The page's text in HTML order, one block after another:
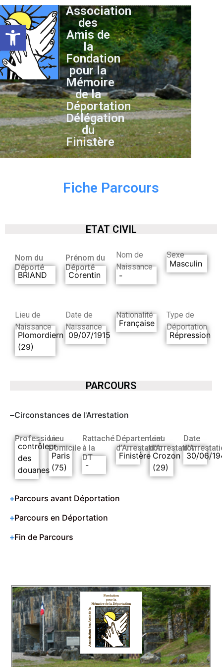
Ouvrir la barre d’outils
Association
des
Amis de
la
Fondation
pour la
Mémoire
de la
Déportation
Délégation
du
Finistère
Fiche Parcours
ETAT CIVIL
Nom du
Déporté
BRIAND
Prénom du
Déporté
Corentin
Nom de
Naissance
-
Sexe
Masculin
Lieu de
Naissance
Plomordiern
(29)
Date de
Naissance
09/07/1915
Nationalité
Française
Type de
Déportation
Répression
PARCOURS
Circonstances de l'Arrestation
Profession
contrôleur
des
douanes
Lieu
Domicile
Paris
(75)
Rattaché
à la
DT
-
Département
d’Arrestation
Finistère
Lieu
d’Arrestation
Crozon
(29)
Date
30/06/
Parcours avant Déportation
Parcours en Déportation
Fin de Parcours